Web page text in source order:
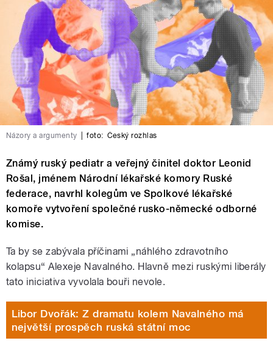
Názory a argumenty foto: Český rozhlas
Známý ruský pediatr a veřejný činitel doktor Leonid
Rošal, jménem Národní lékařské komory Ruské
federace, navrhl kolegům ve Spolkové lékařské
komoře vytvoření společné rusko-německé odborné
komise.
Ta by se zabývala příčinami „náhlého zdravotního
kolapsu“ Alexeje Navalného. Hlavně mezi ruskými liberály
tato iniciativa vyvolala bouři nevole.
Libor Dvořák: Z dramatu kolem Navalného má
největší prospěch ruská státní moc